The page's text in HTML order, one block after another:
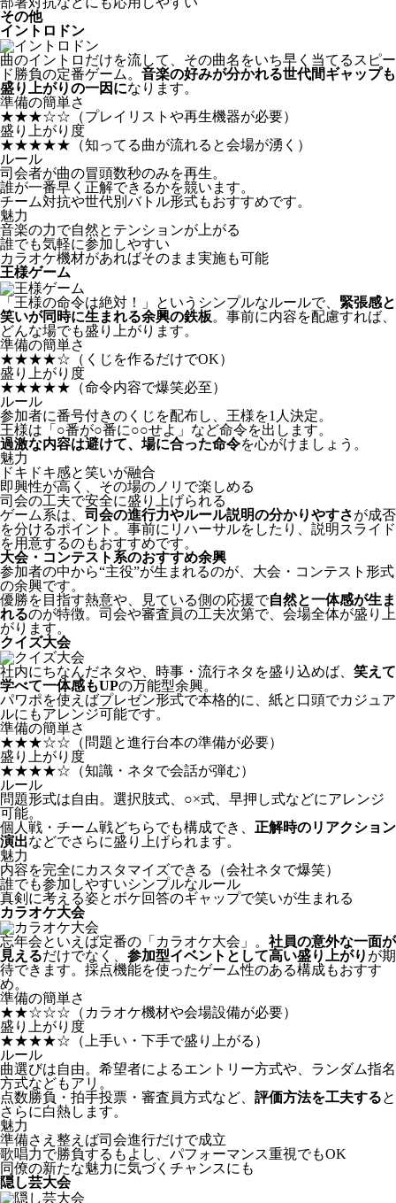
その他
イントロドン
曲のイントロだけを流して、その曲名をいち早く当てるスピー
ド勝負の定番ゲーム。 音楽の好みが分かれる世代間ギャップも
盛り上がりの一因になります。
準備の簡単さ
★★★☆☆ （プレイリストや再生機器が必要）
盛り上がり度
★★★★★ （知ってる曲が流れると会場が湧く）
ルール
司会者が曲の冒頭数秒のみを再生。
誰が一番早く正解できるかを競います。
チーム対抗や世代別バトル形式もおすすめです。
魅力
音楽の力で自然とテンションが上がる
誰でも気軽に参加しやすい
カラオケ機材があればそのまま実施も可能
王様ゲーム
「王様の命令は絶対！」というシンプルなルールで、 緊張感と
笑いが同時に生まれる余興の鉄板。事前に内容を配慮すれば、
どんな場でも盛り上がります。
準備の簡単さ
★★★★☆ （くじを作るだけでOK）
盛り上がり度
★★★★★ （命令内容で爆笑必至）
ルール
参加者に番号付きのくじを配布し、王様を1人決定。
王様は「○番が○番に○○せよ」など命令を出します。
過激な内容は避けて、場に合った命令を心がけましょう。
魅力
ドキドキ感と笑いが融合
即興性が高く、その場のノリで楽しめる
司会の工夫で安全に盛り上げられる
ゲーム系は、 司会の進行力やルール説明の分かりやすさが成否
を分けるポイント。事前にリハーサルをしたり、説明スライド
を用意するのもおすすめです。
大会・コンテスト系のおすすめ余興
参加者の中から“主役”が生まれるのが、大会・コンテスト形式
の余興です。
優勝を目指す熱意や、見ている側の応援で自然と一体感が生ま
れるのが特徴。司会や審査員の工夫次第で、会場全体が盛り上
がります。
クイズ大会
社内にちなんだネタや、時事・流行ネタを盛り込めば、 笑えて
学べて一体感もUPの万能型余興。
パワポを使えばプレゼン形式で本格的に、紙と口頭でカジュア
ルにもアレンジ可能です。
準備の簡単さ
★★★☆☆ （問題と進行台本の準備が必要）
盛り上がり度
★★★★☆ （知識・ネタで会話が弾む）
ルール
問題形式は自由。選択肢式、○×式、早押し式などにアレンジ
可能。
個人戦・チーム戦どちらでも構成でき、 正解時のリアクション
演出などでさらに盛り上げられます。
魅力
内容を完全にカスタマイズできる（会社ネタで爆笑）
誰でも参加しやすいシンプルなルール
真剣に考える姿とボケ回答のギャップで笑いが生まれる
カラオケ大会
忘年会といえば定番の「カラオケ大会」。 社員の意外な一面が
見えるだけでなく、 参加型イベントとして高い盛り上がり が期
待できます。採点機能を使ったゲーム性のある構成もおすす
め。
準備の簡単さ
★★☆☆☆ （カラオケ機材や会場設備が必要）
盛り上がり度
★★★★☆ （上手い・下手で盛り上がる）
ルール
曲選びは自由。希望者によるエントリー方式や、ランダム指名
方式などもアリ。
点数勝負・拍手投票・審査員方式など、 評価方法を工夫すると
さらに白熱します。
魅力
準備さえ整えば司会進行だけで成立
歌唱力で勝負するもよし、パフォーマンス重視でもOK
同僚の新たな魅力に気づくチャンスにも
隠し芸大会